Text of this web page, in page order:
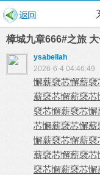
樟城九章666#之旅
ysabellah
2026-6-4 04:46:49
懈薪褎芯懈薪褎
薪褎芯懈薪褎芯
褎芯懈薪褎芯懈
芯懈薪褎芯懈薪
懈薪褎芯懈薪褎
薪褎芯懈薪褎芯
褎芯懈薪褎芯懈